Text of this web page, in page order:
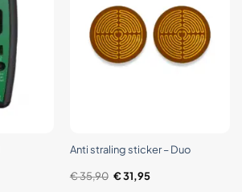
Anti straling sticker – Duo
€35,90 Oorspronkelijke
prijs
€31,95Huidige